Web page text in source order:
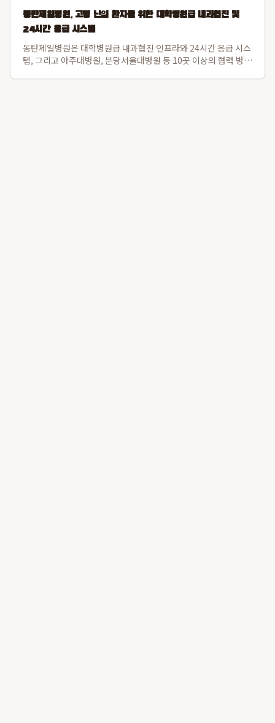
동탄제일병원, 고령 난임 환자를 위한 대학병원급 내과협진 및
24시간 응급 시스템
동탄제일병원은 대학병원급 내과협진 인프라와 24시간 응급 시스
템, 그리고 아주대병원, 분당서울대병원 등 10곳 이상의 협력 병원